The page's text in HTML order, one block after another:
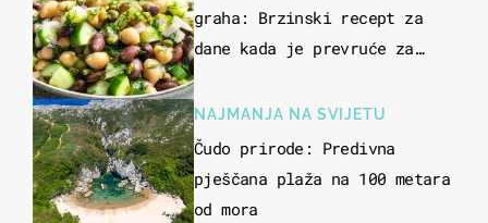
graha: Brzinski recept za
dane kada je prevruće za
NAJMANJA NA SVIJETU
Čudo prirode: Predivna
pješčana plaža na 100 metara
od mora